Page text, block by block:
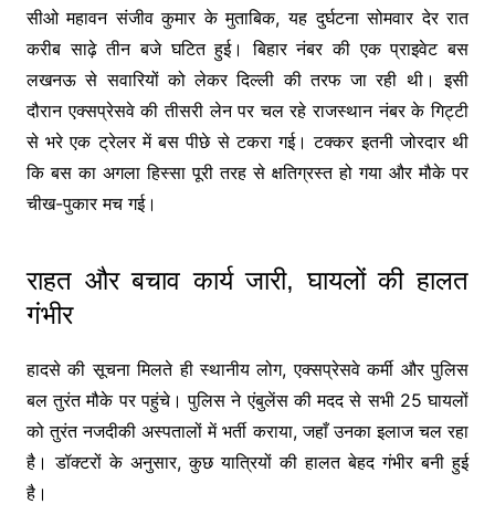
सीओ महावन संजीव कुमार के मुताबिक, यह दुर्घटना सोमवार देर रात
करीब साढ़े तीन बजे घटित हुई। बिहार नंबर की एक प्राइवेट बस
लखनऊ से सवारियों को लेकर दिल्ली की तरफ जा रही थी। इसी
दौरान एक्सप्रेसवे की तीसरी लेन पर चल रहे राजस्थान नंबर के गिट्टी
से भरे एक ट्रेलर में बस पीछे से टकरा गई। टक्कर इतनी जोरदार थी
कि बस का अगला हिस्सा पूरी तरह से क्षतिग्रस्त हो गया और मौके पर
चीख-पुकार मच गई।
राहत और बचाव कार्य जारी, घायलों की हालत
गंभीर
हादसे की सूचना मिलते ही स्थानीय लोग, एक्सप्रेसवे कर्मी और पुलिस
बल तुरंत मौके पर पहुंचे। पुलिस ने एंबुलेंस की मदद से सभी 25 घायलों
को तुरंत नजदीकी अस्पतालों में भर्ती कराया, जहाँ उनका इलाज चल रहा
है। डॉक्टरों के अनुसार, कुछ यात्रियों की हालत बेहद गंभीर बनी हुई
है।